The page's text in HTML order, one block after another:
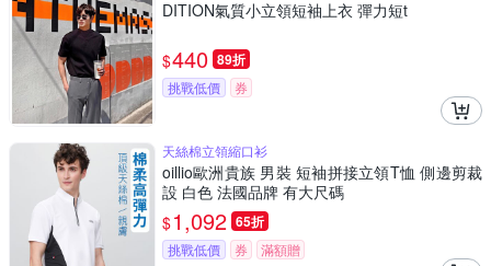
DITION氣質小立領短袖上衣 彈力短t
$440 89折
挑戰低價 券
天絲棉立領縮口衫
oillio歐洲貴族 男裝 短袖拼接立領T恤 側邊剪裁
設 白色 法國品牌 有大尺碼
$1,092 65折
挑戰低價 券 滿額贈